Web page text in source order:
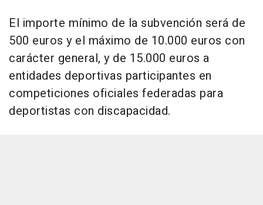
El importe mínimo de la subvención será de
500 euros y el máximo de 10.000 euros con
carácter general, y de 15.000 euros a
entidades deportivas participantes en
competiciones oficiales federadas para
deportistas con discapacidad.